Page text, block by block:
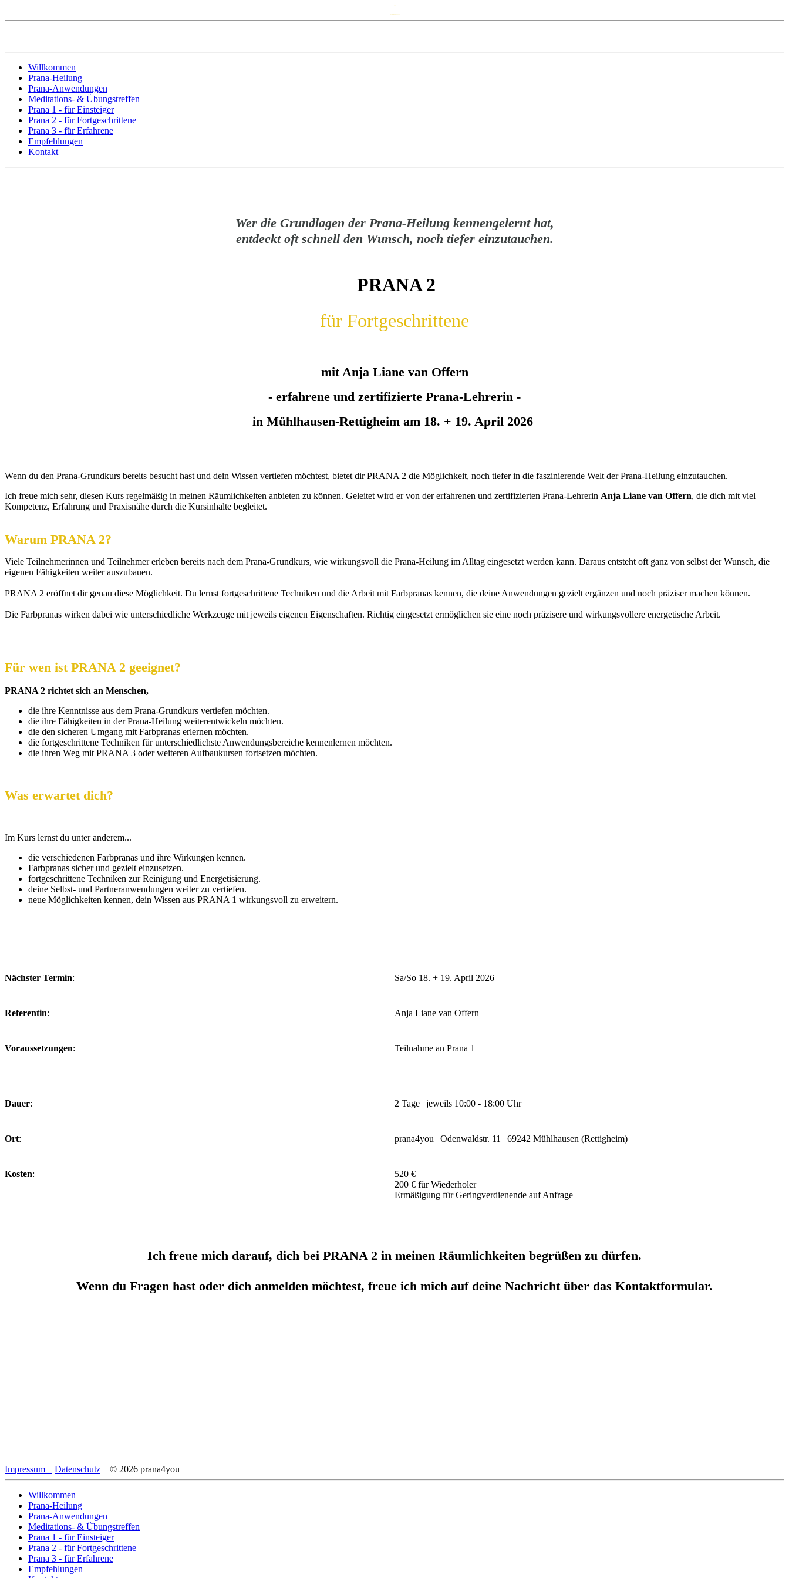
Willkommen
Prana-Heilung
Prana-Anwendungen
Meditations- & Übungstreffen
Prana 1 - für Einsteiger
Prana 2 - für Fortgeschrittene
Prana 3 - für Erfahrene
Empfehlungen
Kontakt
Wer die Grundlagen der Prana-Heilung kennengelernt hat,
entdeckt oft schnell den Wunsch, noch tiefer einzutauchen.
PRANA 2
für Fortgeschrittene
mit Anja Liane van Offern
- erfahrene und zertifizierte Prana-Lehrerin -
in Mühlhausen-Rettigheim am 18. + 19. April 2026
Wenn du den Prana-Grundkurs bereits besucht hast und dein Wissen vertiefen möchtest, bietet dir PRANA 2 die Möglichkeit, noch tiefer in die faszinierende Welt der Prana-Heilung einzutauchen.
Ich freue mich sehr, diesen Kurs regelmäßig in meinen Räumlichkeiten anbieten zu können. Geleitet wird er von der erfahrenen und zertifizierten Prana-Lehrerin Anja Liane van Offern, die dich mit viel
Kompetenz, Erfahrung und Praxisnähe durch die Kursinhalte begleitet.
Warum PRANA 2?
Viele Teilnehmerinnen und Teilnehmer erleben bereits nach dem Prana-Grundkurs, wie wirkungsvoll die Prana-Heilung im Alltag eingesetzt werden kann. Daraus entsteht oft ganz von selbst der Wunsch, die
eigenen Fähigkeiten weiter auszubauen.
PRANA 2 eröffnet dir genau diese Möglichkeit. Du lernst fortgeschrittene Techniken und die Arbeit mit Farbpranas kennen, die deine Anwendungen gezielt ergänzen und noch präziser machen können.
Die Farbpranas wirken dabei wie unterschiedliche Werkzeuge mit jeweils eigenen Eigenschaften. Richtig eingesetzt ermöglichen sie eine noch präzisere und wirkungsvollere energetische Arbeit.
Für wen ist PRANA 2 geeignet?
PRANA 2 richtet sich an Menschen,
die ihre Kenntnisse aus dem Prana-Grundkurs vertiefen möchten.
die ihre Fähigkeiten in der Prana-Heilung weiterentwickeln möchten.
die den sicheren Umgang mit Farbpranas erlernen möchten.
die fortgeschrittene Techniken für unterschiedlichste Anwendungsbereiche kennenlernen möchten.
die ihren Weg mit PRANA 3 oder weiteren Aufbaukursen fortsetzen möchten.
Was erwartet dich?
Im Kurs lernst du unter anderem...
die verschiedenen Farbpranas und ihre Wirkungen kennen.
Farbpranas sicher und gezielt einzusetzen.
fortgeschrittene Techniken zur Reinigung und Energetisierung.
deine Selbst- und Partneranwendungen weiter zu vertiefen.
neue Möglichkeiten kennen, dein Wissen aus PRANA 1 wirkungsvoll zu erweitern.
Nächster Termin: Sa/So 18. + 19. April 2026
Referentin: Anja Liane van Offern
Voraussetzungen: Teilnahme an Prana 1
Dauer: 2 Tage | jeweils 10:00 - 18:00 Uhr
Ort: prana4you | Odenwaldstr. 11 | 69242 Mühlhausen (Rettigheim)
Kosten:
520 €
200 € für Wiederholer
Ermäßigung für Geringverdienende auf Anfrage
Ich freue mich darauf, dich bei PRANA 2 in meinen Räumlichkeiten begrüßen zu dürfen.
Wenn du Fragen hast oder dich anmelden möchtest, freue ich mich auf deine Nachricht über das Kontaktformular.
Impressum Datenschutz © 2026 prana4you
Willkommen
Prana-Heilung
Prana-Anwendungen
Meditations- & Übungstreffen
Prana 1 - für Einsteiger
Prana 2 - für Fortgeschrittene
Prana 3 - für Erfahrene
Empfehlungen